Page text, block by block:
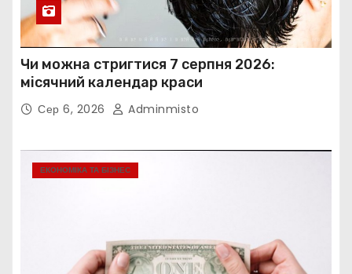
Чи можна стригтися 7 серпня 2026:
місячний календар краси
Сер 6, 2026 Adminmisto
ЕКОНОМІКА ТА БІЗНЕС